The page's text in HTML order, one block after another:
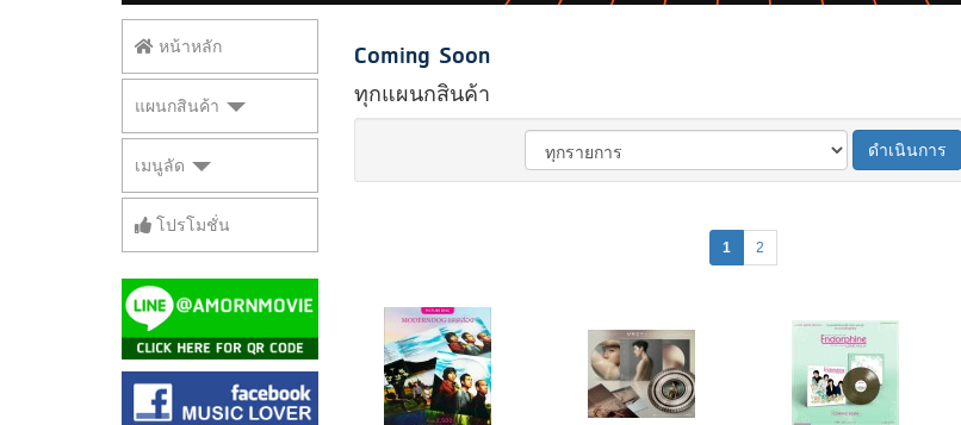
หน้าหลัก
แผนกสินค้า
เมนูลัด
โปรโมชั่น
Coming Soon
ทุกแผนกสินค้า
ดำเนินการ
1 2